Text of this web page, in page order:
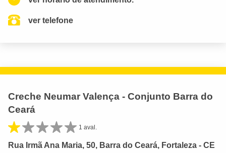
ver telefone
Creche Neumar Valença - Conjunto Barra do
Ceará
1 aval.
Rua Irmã Ana Maria, 50, Barra do Ceará, Fortaleza - CE